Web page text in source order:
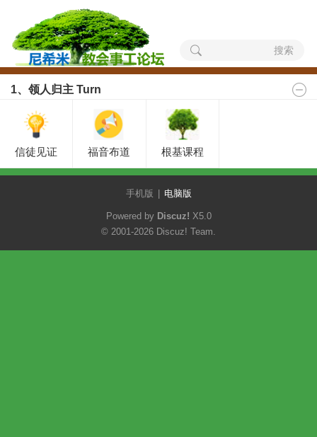
搜索
1、领人归主 Turn
信徒见证 福音布道 根基课程
手机版 电脑版
Powered by Discuz! X5.0
© 2001-2026 Discuz! Team.